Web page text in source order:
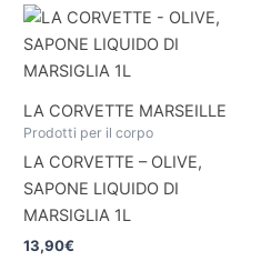
LA CORVETTE MARSEILLE
Prodotti per il corpo
LA CORVETTE – OLIVE,
SAPONE LIQUIDO DI
MARSIGLIA 1L
13,90€